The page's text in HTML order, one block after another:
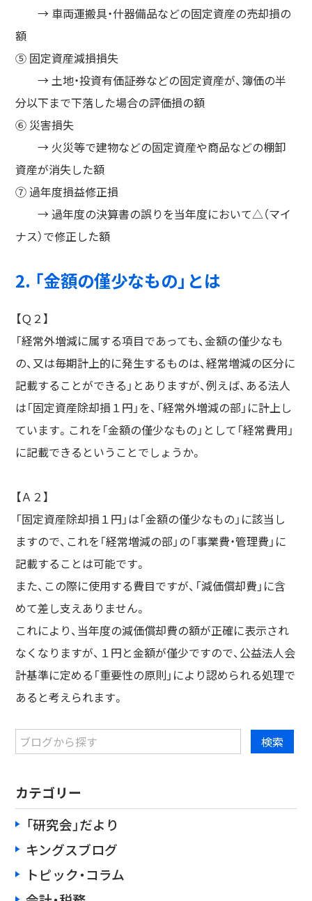
→ 車両運搬具・什器備品などの固定資産の売却損の
額
⑤ 固定資産減損損失
→ 土地・投資有価証券などの固定資産が、簿価の半
分以下まで下落した場合の評価損の額
⑥ 災害損失
→ 火災等で建物などの固定資産や商品などの棚卸
資産が消失した額
⑦ 過年度損益修正損
→ 過年度の決算書の誤りを当年度において△（マイ
ナス）で修正した額
2. 「金額の僅少なもの」とは
【Ｑ２】
「経常外増減に属する項目であっても、金額の僅少なも
の、又は毎期計上的に発生するものは、経常増減の区分に
記載することができる」とありますが、例えば、ある法人
は「固定資産除却損１円」を、「経常外増減の部」に計上し
ています。これを「金額の僅少なもの」として「経常費用」
に記載できるということでしょうか。
【Ａ２】
「固定資産除却損１円」は「金額の僅少なもの」に該当し
ますので、これを「経常増減の部」の「事業費・管理費」に
記載することは可能です。
また、この際に使用する費目ですが、「減価償却費」に含
めて差し支えありません。
これにより、当年度の減価償却費の額が正確に表示され
なくなりますが、１円と金額が僅少ですので、公益法人会
計基準に定める「重要性の原則」により認められる処理で
あると考えられます。
カテゴリー
「研究会」だより
キングスブログ
トピック・コラム